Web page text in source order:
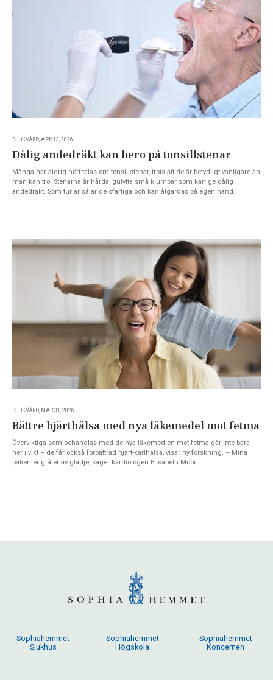
SJUKVÅRD, APR 13, 2026
Dålig andedräkt kan bero på tonsillstenar
Många har aldrig hört talas om tonsillstenar, trots att de är betydligt vanligare än
man kan tro. Stenarna är hårda, gulvita små klumpar som kan ge dålig
andedräkt. Som tur är så är de ofarliga och kan åtgärdas på egen hand.
SJUKVÅRD, MAR 31, 2026
Bättre hjärthälsa med nya läkemedel mot fetma
Överviktiga som behandlas med de nya läkemedlen mot fetma går inte bara
ner i vikt – de får också förbättrad hjärt-kärlhälsa, visar ny forskning. – Mina
patienter gråter av glädje, säger kardiologen Elisabeth Moor.
Sophiahemmet
Sjukhus
Sophiahemmet
Högskola
Sophiahemmet
Koncernen